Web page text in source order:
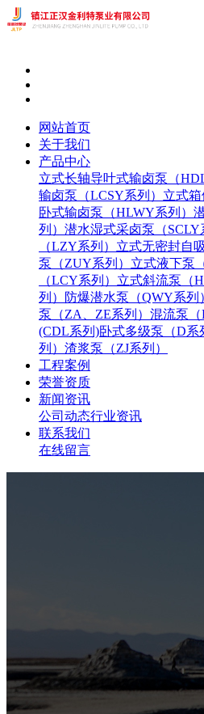
网站首页
关于我们
产品中心
立式长轴导叶式输卤泵（
输卤泵（LCSY系列） 立式箱
卧式输卤泵（HLWY系列）
列） 潜水湿式采卤泵（SCLY
（LZY系列） 立式无密封自
泵（ZUY系列） 立式液下泵
（LCY系列） 立式斜流泵（
列）
防爆潜水泵（QWY系列
泵（ZA、ZE系列） 混流泵（
(CDL系列)卧式多级泵（D系
列） 渣浆泵（ZJ系列）
工程案例
荣誉资质
新闻资讯
公司动态行业资讯
联系我们
在线留言